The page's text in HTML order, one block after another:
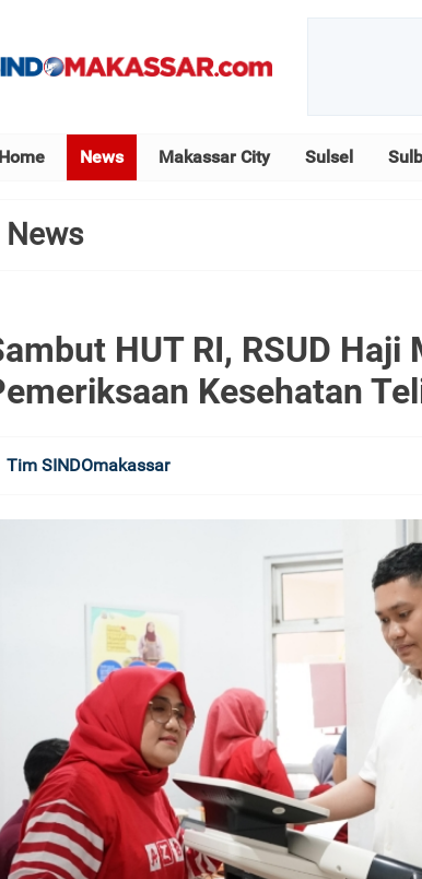
Home News Makassar City Sulsel
News
HUT RI, RSUD Haji
Kesehatan
Tim SINDOmakassar